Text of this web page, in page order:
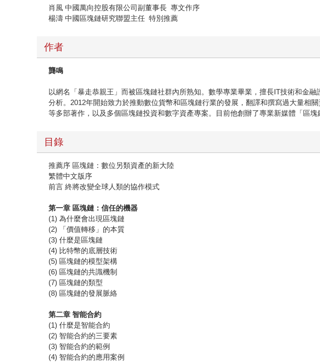
肖風 中國萬向控股有限公司副董事長 專文作序
楊濤 中國區塊鏈研究聯盟主任 特別推薦
作者
龔鳴
以網名「暴走恭親王」而被區塊鏈社群內所熟知。數學專業畢業，擅長IT技術和金
分析。2012年開始致力於推動數位貨幣和區塊鏈行業的發展，翻譯和撰寫過大量相
等多部著作，以及多個區塊鏈投資和數字資產專案。目前他創辦了專業新媒體「區塊
目錄
推薦序 區塊鏈：數位另類資產的新大陸
繁體中文版序
前言 終將改變全球人類的協作模式
第一章 區塊鏈：信任的機器
(1) 為什麼會出現區塊鏈
(2) 「價值轉移」的本質
(3) 什麼是區塊鏈
(4) 比特幣的底層技術
(5) 區塊鏈的模型架構
(6) 區塊鏈的共識機制
(7) 區塊鏈的類型
(8) 區塊鏈的發展脈絡
第二章 智能合約
(1) 什麼是智能合約
(2) 智能合約的三要素
(3) 智能合約的範例
(4) 智能合約的應用案例